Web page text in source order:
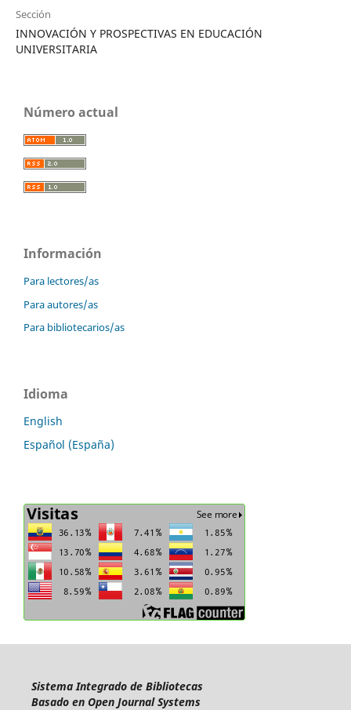
Sección
INNOVACIÓN Y PROSPECTIVAS EN EDUCACIÓN
UNIVERSITARIA
Número actual
Información
Para lectores/as
Para autores/as
Para bibliotecarios/as
Idioma
English
Español (España)
Sistema Integrado de Bibliotecas
Basado en Open Journal Systems